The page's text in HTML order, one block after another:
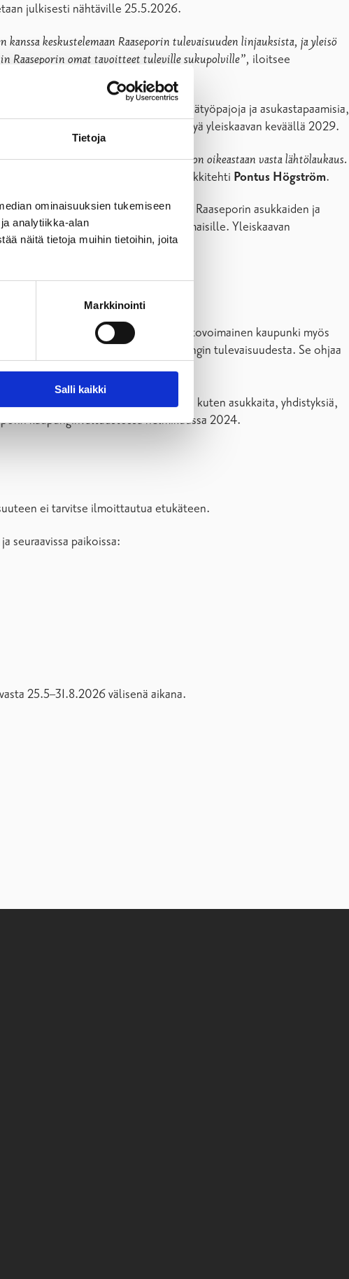
Tietoja
ominaisuuksien tukemiseen
analytiikka-alan
näitä tietoja muihin tietoihin, joita
Markkinointi
Salli kaikki
julkisesti nähtäville 25.5.2026.
keskustelemaan Raaseporin tulevaisuuden linjauksista, ja yleisö
Raaseporin omat tavoitteet tuleville sukupolville”, iloitsee
järjestää avoimia kylätyöpajoja ja asukastapaamisia,
2028 ja valtuusto voi hyväksyä yleiskaavan keväällä 2029.
pitkälti maankäytön kehityskuvaan ja on oikeastaan vasta lähtölaukaus.
karttakyselyn,”
kertoo kaavoitusarkkitehti Pontus Högström.
tavoitteena on tuoda Raaseporin asukkaiden ja
asukkaille, päättäjille ja viranomaisille. Yleiskaavan
tavoite on turvata hyvin toimiva ja vetovoimainen kaupunki myös
ja yhteinen näkemys kaupungin tulevaisuudesta. Se ohjaa
välillä.
erilaisia sidosryhmiä, kuten asukkaita, yhdistyksiä,
kaupunginvaltuustossa helmikuussa 2024.
ei tarvitse ilmoittautua etukäteen.
ja seuraavissa paikoissa:
25.5–31.8.2026 välisenä aikana.